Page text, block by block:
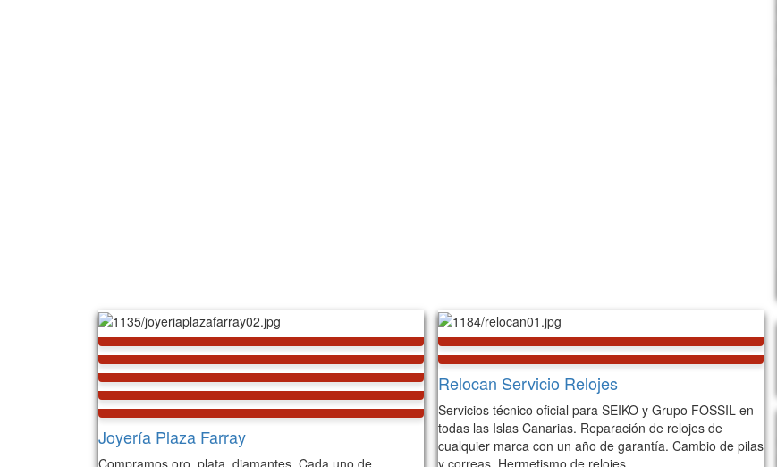
Joyería Plaza Farray
Relocan Servicio Relojes
Servicios técnico oficial para SEIKO y Grupo FOSSIL en
todas las Islas Canarias. Reparación de relojes de
cualquier marca con un año de garantía. Cambio de pilas